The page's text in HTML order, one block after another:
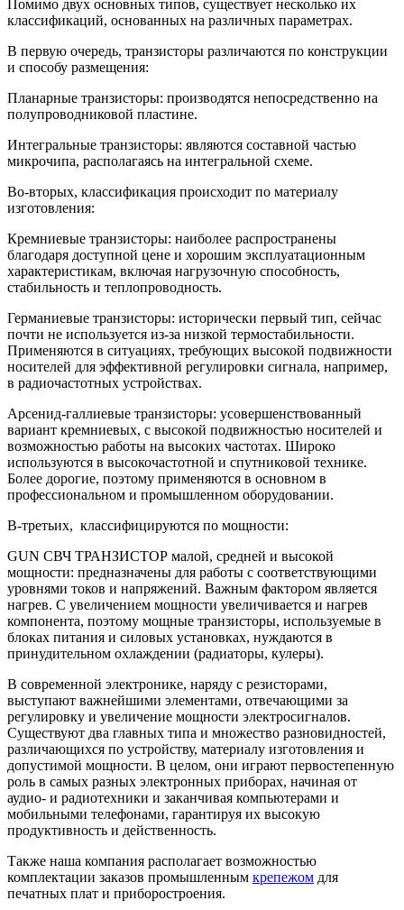
Помимо двух основных типов, существует несколько их
классификаций, основанных на различных параметрах.
В первую очередь, транзисторы различаются по конструкции
и способу размещения:
Планарные транзисторы: производятся непосредственно на
полупроводниковой пластине.
Интегральные транзисторы: являются составной частью
микрочипа, располагаясь на интегральной схеме.
Во-вторых, классификация происходит по материалу
изготовления:
Кремниевые транзисторы: наиболее распространены
благодаря доступной цене и хорошим эксплуатационным
характеристикам, включая нагрузочную способность,
стабильность и теплопроводность.
Германиевые транзисторы: исторически первый тип, сейчас
почти не используется из-за низкой термостабильности.
Применяются в ситуациях, требующих высокой подвижности
носителей для эффективной регулировки сигнала, например,
в радиочастотных устройствах.
Арсенид-галлиевые транзисторы: усовершенствованный
вариант кремниевых, с высокой подвижностью носителей и
возможностью работы на высоких частотах. Широко
используются в высокочастотной и спутниковой технике.
Более дорогие, поэтому применяются в основном в
профессиональном и промышленном оборудовании.
В-третьих, классифицируются по мощности:
GUN СВЧ ТРАНЗИСТОР малой, средней и высокой
мощности: предназначены для работы с соответствующими
уровнями токов и напряжений. Важным фактором является
нагрев. С увеличением мощности увеличивается и нагрев
компонента, поэтому мощные транзисторы, используемые в
блоках питания и силовых установках, нуждаются в
принудительном охлаждении (радиаторы, кулеры).
В современной электронике, наряду с резисторами,
выступают важнейшими элементами, отвечающими за
регулировку и увеличение мощности электросигналов.
Существуют два главных типа и множество разновидностей,
различающихся по устройству, материалу изготовления и
допустимой мощности. В целом, они играют первостепенную
роль в самых разных электронных приборах, начиная от
аудио- и радиотехники и заканчивая компьютерами и
мобильными телефонами, гарантируя их высокую
продуктивность и действенность.
Также наша компания располагает возможностью
комплектации заказов промышленным крепежом для
печатных плат и приборостроения.